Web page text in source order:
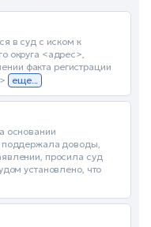
в суд с иском к
округа <адрес>,
факта регистрации
еще...
основании
поддержала доводы,
просила суд
установлено, что